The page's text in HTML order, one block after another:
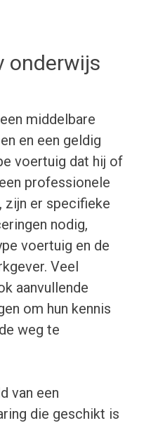
onderwijs
middelbare
en een geldig
voertuig dat hij of
professionele
zijn er specifieke
nodig,
voertuig en de
Veel
aanvullende
om hun kennis
weg te
van een
die geschikt is